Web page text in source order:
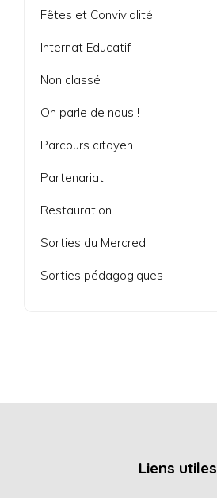
Fêtes et Convivialité
Internat Educatif
Non classé
On parle de nous !
Parcours citoyen
Partenariat
Restauration
Sorties du Mercredi
Sorties pédagogiques
Liens utiles